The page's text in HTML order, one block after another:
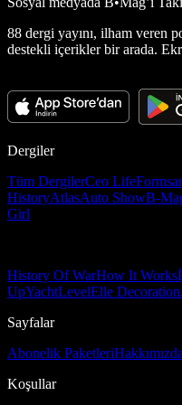
88 dergi yayını, ilham veren
destekli içerikler bir arada.
Dergiler
Tüm DergilerCeo Life
HistoryAtlasAuto ShowB-
Girl
History Of WarHow It Works
UpYachtLevelElle Decoration
Sayfalar
Abonelik PaketleriHakkımızda
Koşullar